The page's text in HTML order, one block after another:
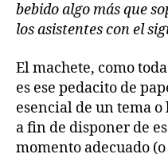
bebido algo más que
los asistentes con el
El machete, como
es ese pedacito de
esencial de un tema
a fin de disponer de
momento adecuado